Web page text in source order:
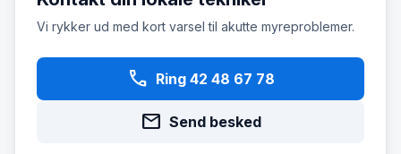
Vi rykker ud med kort varsel til akutte myreproblemer.
phone Ring 42 48 67 78
mail Send besked